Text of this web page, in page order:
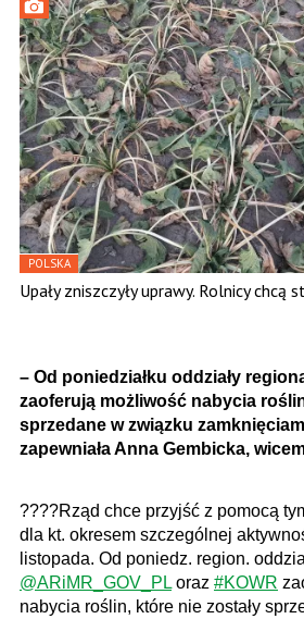
POLSKA
Upały zniszczyły uprawy. Rolnicy chcą
– Od poniedziałku oddziały
zaoferują możliwość nabycia
sprzedane w związku
zapewniała Anna Gembicka,
????️Rząd chce przyjść z pomocą
dla kt. okresem szczególnej
listopada. Od poniedz. region.
@ARiMR_GOV_PL oraz #KOWR
nabycia roślin, które nie zostały